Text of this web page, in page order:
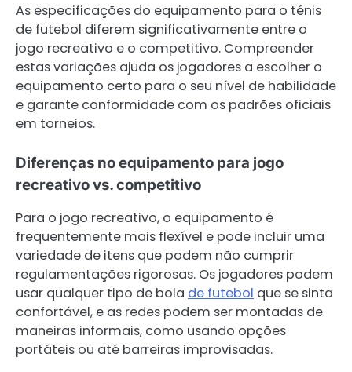
As especificações do equipamento para o ténis
de futebol diferem significativamente entre o
jogo recreativo e o competitivo. Compreender
estas variações ajuda os jogadores a escolher o
equipamento certo para o seu nível de habilidade
e garante conformidade com os padrões oficiais
em torneios.
Diferenças no equipamento para jogo
recreativo vs. competitivo
Para o jogo recreativo, o equipamento é
frequentemente mais flexível e pode incluir uma
variedade de itens que podem não cumprir
regulamentações rigorosas. Os jogadores podem
usar qualquer tipo de bola de futebol que se sinta
confortável, e as redes podem ser montadas de
maneiras informais, como usando opções
portáteis ou até barreiras improvisadas.